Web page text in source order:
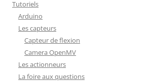
Tutoriels
Arduino
Les capteurs
Capteur de flexion
Camera OpenMV
Les actionneurs
La foire aux questions